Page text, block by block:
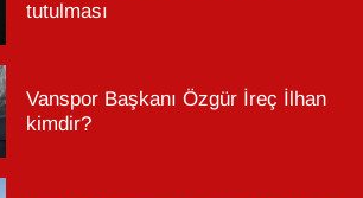
tutulması
Vanspor Başkanı Özgür İreç İlhan
kimdir?